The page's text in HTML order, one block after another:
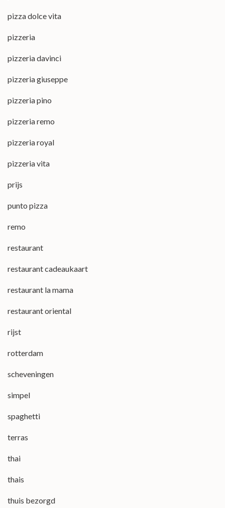
pizza dolce vita
pizzeria
pizzeria davinci
pizzeria giuseppe
pizzeria pino
pizzeria remo
pizzeria royal
pizzeria vita
prijs
punto pizza
remo
restaurant
restaurant cadeaukaart
restaurant la mama
restaurant oriental
rijst
rotterdam
scheveningen
simpel
spaghetti
terras
thai
thais
thuis bezorgd